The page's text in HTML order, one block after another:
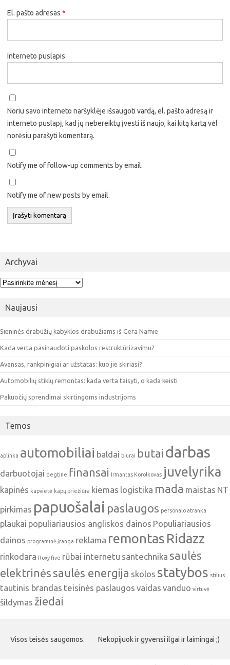
El. pašto adresas *
Interneto puslapis
Noriu savo interneto naršyklėje išsaugoti vardą, el. pašto adresą ir
interneto puslapį, kad jų nebereiktų įvesti iš naujo, kai kitą kartą vėl
norėsiu parašyti komentarą.
Notify me of follow-up comments by email.
Notify me of new posts by email.
Archyvai
Archyvai
Naujausi
Sieninės drabužių kabyklos drabužiams iš Gera Namie
Kada verta pasinaudoti paskolos restruktūrizavimu?
Avansas, rankpinigiai ar užstatas: kuo jie skiriasi?
Automobilių stiklų remontas: kada verta taisyti, o kada keisti
Pakuočių sprendimai skirtingoms industrijoms
Temos
aplinka automobiliai baldai biurai butai darbas
darbuotojai degtine finansai Irmantas Korolkovas juvelyrika
kapinės kapvietė kapų priežiūra kiemas logistika mada maistas NT
pirkimas papuošalai paslaugos personalo atranka
plaukai populiariausios angliskos dainos Populiariausios
dainos programinė įranga reklama remontas Ridazz
rinkodara Roxy five rūbai internetu santechnika saulės
elektrinės saulės energija skolos statybos stilius
tautinis brandas teisinės paslaugos vaidas vanduo virtuvė
šildymas žiedai
Visos teisės saugomos. Nekopijuok ir gyvensi ilgai ir laimingai ;)